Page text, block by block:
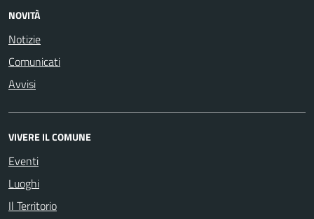
NOVITÀ
Notizie
Comunicati
Avvisi
VIVERE IL COMUNE
Eventi
Luoghi
Il Territorio